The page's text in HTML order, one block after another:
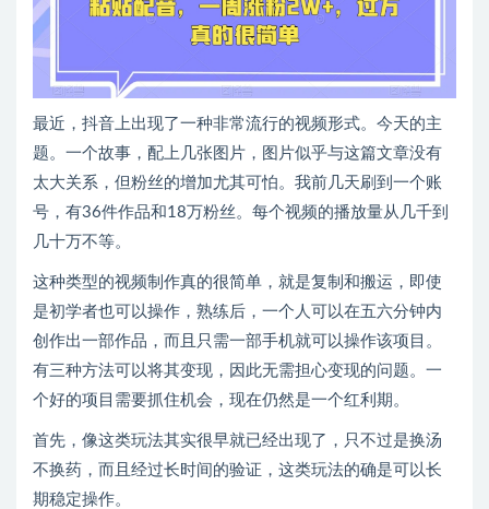
最近，抖音上出现了一种非常流行的视频形式。今天的主
题。一个故事，配上几张图片，图片似乎与这篇文章没有
太大关系，但粉丝的增加尤其可怕。我前几天刷到一个账
号，有36件作品和18万粉丝。每个视频的播放量从几千到
几十万不等。
这种类型的视频制作真的很简单，就是复制和搬运，即使
是初学者也可以操作，熟练后，一个人可以在五六分钟内
创作出一部作品，而且只需一部手机就可以操作该项目。
有三种方法可以将其变现，因此无需担心变现的问题。一
个好的项目需要抓住机会，现在仍然是一个红利期。
首先，像这类玩法其实很早就已经出现了，只不过是换汤
不换药，而且经过长时间的验证，这类玩法的确是可以长
期稳定操作。